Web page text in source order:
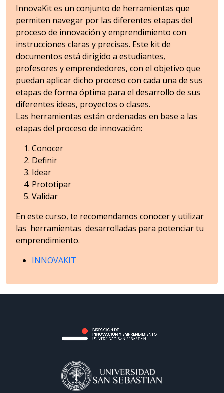
InnovaKit es un conjunto de herramientas que
permiten navegar por las diferentes etapas del
proceso de innovación y emprendimiento con
instrucciones claras y precisas. Este kit de
documentos está dirigido a estudiantes,
profesores y emprendedores, con el objetivo que
puedan aplicar dicho proceso con cada una de sus
etapas de forma óptima para el desarrollo de sus
diferentes ideas, proyectos o clases.
Las herramientas están ordenadas en base a las
etapas del proceso de innovación:
Conocer
Definir
Idear
Prototipar
Validar
En este curso, te recomendamos conocer y utilizar
las herramientas desarrolladas para potenciar tu
emprendimiento.
INNOVAKIT